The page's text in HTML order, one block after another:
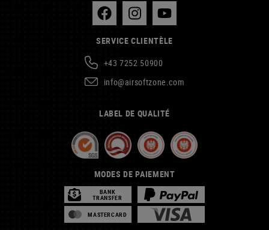
SERVICE CLIENTÈLE
+43 7252 50900
info@airsoftzone.com
LABEL DE QUALITÉ
MODES DE PAIEMENT
BANK
TRANSFER
MASTERCARD